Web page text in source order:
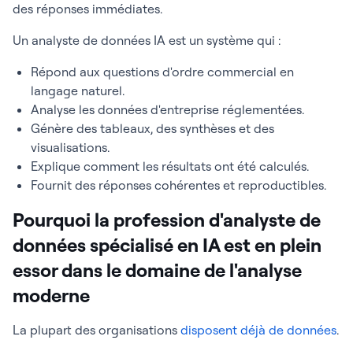
des réponses immédiates.
Un analyste de données IA est un système qui :
Répond aux questions d'ordre commercial en
langage naturel.
Analyse les données d'entreprise réglementées.
Génère des tableaux, des synthèses et des
visualisations.
Explique comment les résultats ont été calculés.
Fournit des réponses cohérentes et reproductibles.
Pourquoi la profession d'analyste de
données spécialisé en IA est en plein
essor dans le domaine de l'analyse
moderne
La plupart des organisations disposent déjà de données.